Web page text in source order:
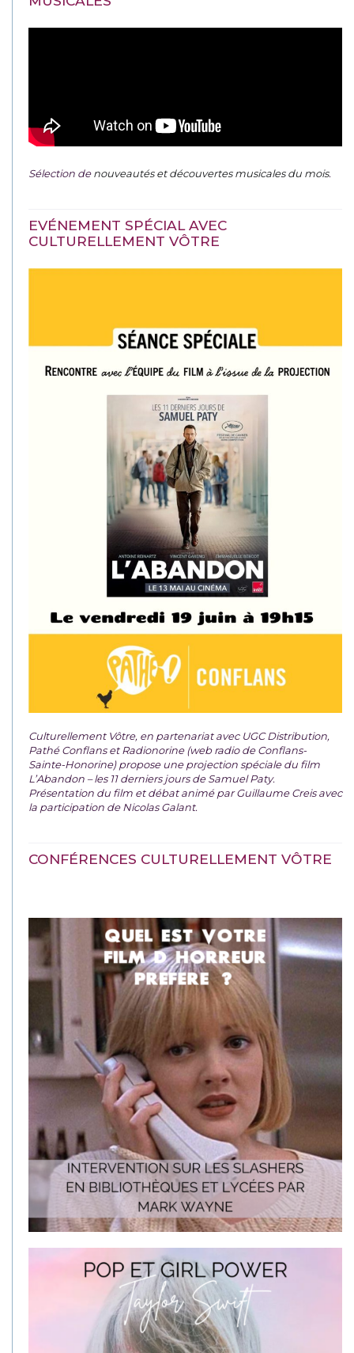
Sélection denouveautés et découvertes musicales du mois.
EVÉNEMENT SPÉCIAL AVEC
CULTURELLEMENT VÔTRE
Culturellement Vôtre, en partenariat avec UGC Distribution,
Pathé Conflans et Radionorine (web radio de Conflans-
Sainte-Honorine) propose une projection spéciale du film
L’Abandon – les 11 derniers jours de Samuel Paty.
Présentation du film et débat animé par Guillaume Creis avec
la participation de Nicolas Galant.
CONFÉRENCES CULTURELLEMENT VÔTRE